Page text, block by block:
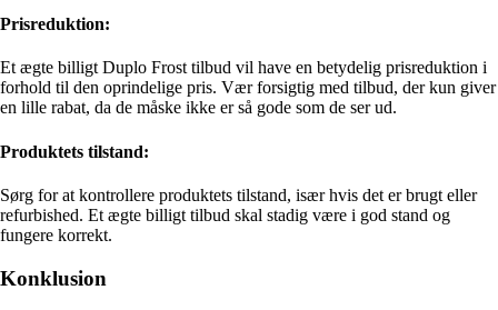
Prisreduktion:
Et ægte billigt Duplo Frost tilbud vil have en betydelig prisreduktion i
forhold til den oprindelige pris. Vær forsigtig med tilbud, der kun giver
en lille rabat, da de måske ikke er så gode som de ser ud.
Produktets tilstand:
Sørg for at kontrollere produktets tilstand, især hvis det er brugt eller
refurbished. Et ægte billigt tilbud skal stadig være i god stand og
fungere korrekt.
Konklusion